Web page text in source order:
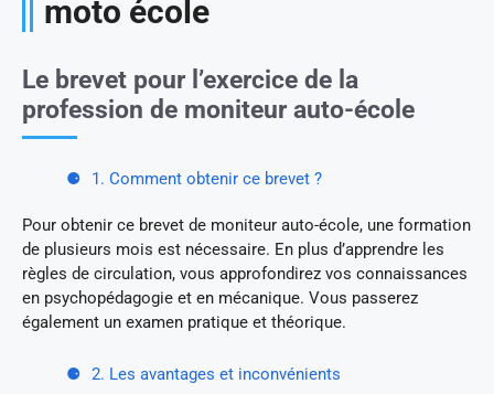
moto école
Le brevet pour l’exercice de la
profession de moniteur auto-école
1. Comment obtenir ce brevet ?
Pour obtenir ce brevet de moniteur auto-école, une formation
de plusieurs mois est nécessaire. En plus d’apprendre les
règles de circulation, vous approfondirez vos connaissances
en psychopédagogie et en mécanique. Vous passerez
également un examen pratique et théorique.
2. Les avantages et inconvénients